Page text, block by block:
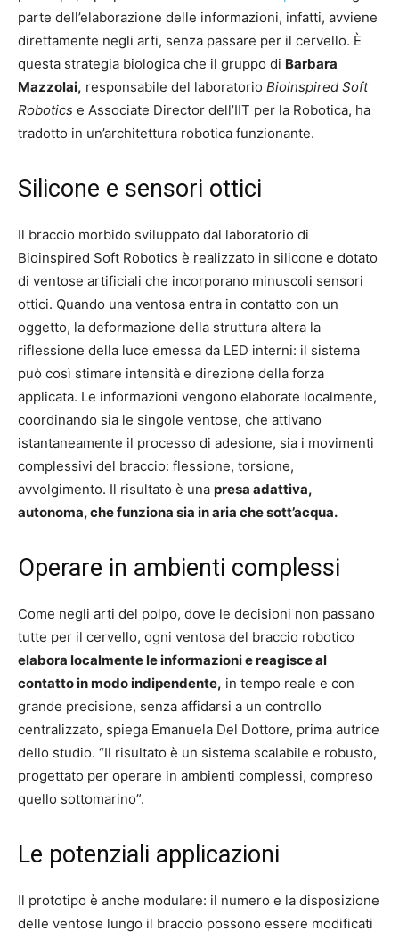
parte dell’elaborazione delle informazioni, infatti, avviene
direttamente negli arti, senza passare per il cervello. È
questa strategia biologica che il gruppo di Barbara
Mazzolai, responsabile del laboratorio Bioinspired Soft
Robotics e Associate Director dell’IIT per la Robotica, ha
tradotto in un’architettura robotica funzionante.
Silicone e sensori ottici
Il braccio morbido sviluppato dal laboratorio di
Bioinspired Soft Robotics è realizzato in silicone e dotato
di ventose artificiali che incorporano minuscoli sensori
ottici. Quando una ventosa entra in contatto con un
oggetto, la deformazione della struttura altera la
riflessione della luce emessa da LED interni: il sistema
può così stimare intensità e direzione della forza
applicata. Le informazioni vengono elaborate localmente,
coordinando sia le singole ventose, che attivano
istantaneamente il processo di adesione, sia i movimenti
complessivi del braccio: flessione, torsione,
avvolgimento. Il risultato è una presa adattiva,
autonoma, che funziona sia in aria che sott’acqua.
Operare in ambienti complessi
Come negli arti del polpo, dove le decisioni non passano
tutte per il cervello, ogni ventosa del braccio robotico
elabora localmente le informazioni e reagisce al
contatto in modo indipendente, in tempo reale e con
grande precisione, senza affidarsi a un controllo
centralizzato, spiega Emanuela Del Dottore, prima autrice
dello studio. “Il risultato è un sistema scalabile e robusto,
progettato per operare in ambienti complessi, compreso
quello sottomarino”.
Le potenziali applicazioni
Il prototipo è anche modulare: il numero e la disposizione
delle ventose lungo il braccio possono essere modificati